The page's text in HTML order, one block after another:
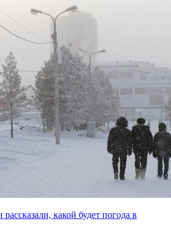
какой будет погода в